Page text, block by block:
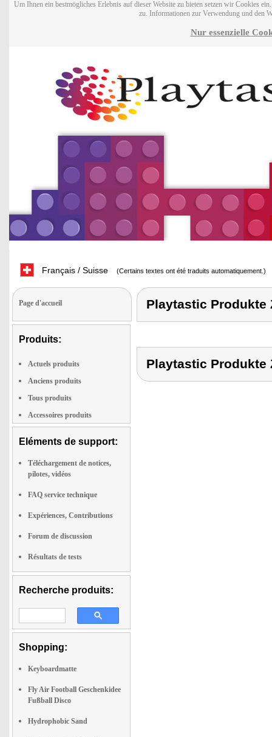
Um Ihnen ein bestmögliches Erlebnis auf dieser Website zu bieten setzen wir Cookies
zu. Informationen zur Verwendung und den
Nur essenzielle
Français / Suisse (Certains textes ont été traduits automatiquement.)
Page d'accueil
Produits:
Actuels produits
Anciens produits
Tous produits
Accessoires produits
Eléments de support:
Téléchargement de notices,
pilotes, vidéos
FAQ service technique
Expériences, Contributions
Forum de discussion
Résultats de tests
Recherche produits:
Shopping:
Keyboardmatte
Fly Air Football Geschenkidee
Fußball Disco
Hydrophobic Sand
Playtastic Produkte
Playtastic Produkte